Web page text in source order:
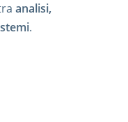
analisi,
.